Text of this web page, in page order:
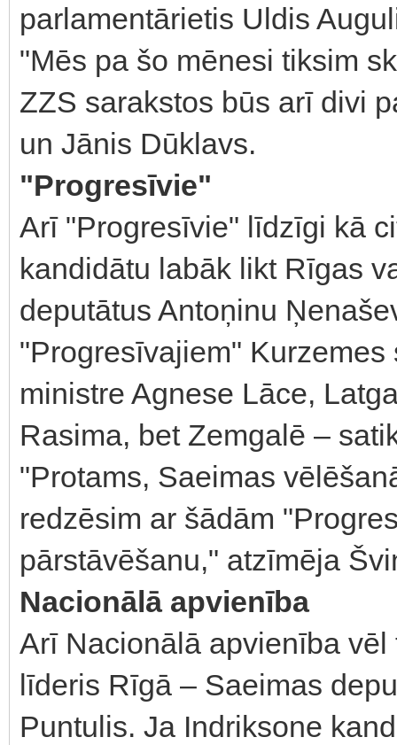
parlamentārietis Uldis
"Mēs pa šo mēnesi tiksim
ZZS sarakstos būs arī divi
un Jānis Dūklavs.
"Progresīvie"
Arī "Progresīvie" līdzīgi kā
kandidātu labāk likt Rīgas
deputātus Antoņinu
"Progresīvajiem"
ministre Agnese Lāce,
Rasima, bet Zemgalē –
"Protams, Saeimas
redzēsim ar šādām
pārstāvēšanu," atzīmēja
Nacionālā apvienība
Arī Nacionālā apvienība
līderis Rīgā – Saeimas
Puntulis. Ja Indriksone